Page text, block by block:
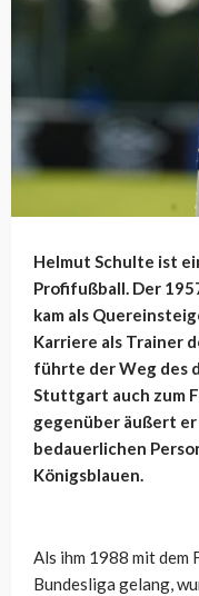
Helmut Schulte ist
Profifußball. Der
kam als
Karriere als Trainer
führte der Weg des
Stuttgart auch zum
gegenüber äußert
bedauerlichen
Königsblauen.
Als ihm 1988 mit dem
Bundesliga gelang,